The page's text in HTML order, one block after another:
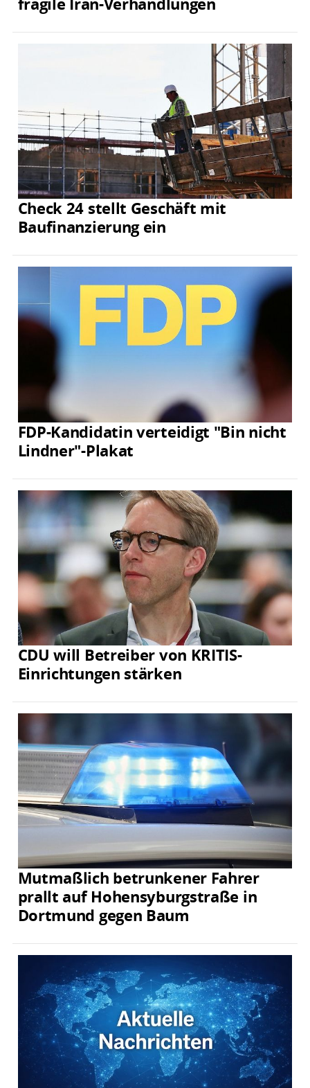
Check 24 stellt Geschäft mit
Baufinanzierung ein
FDP-Kandidatin verteidigt "Bin nicht
Lindner"-Plakat
CDU will Betreiber von KRITIS-
Einrichtungen stärken
Mutmaßlich betrunkener Fahrer
prallt auf Hohensyburgstraße in
Dortmund gegen Baum